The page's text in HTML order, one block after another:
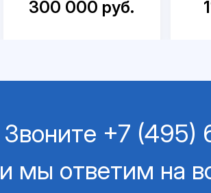
300 000 руб.
Звоните +7 (495)
и мы ответим на